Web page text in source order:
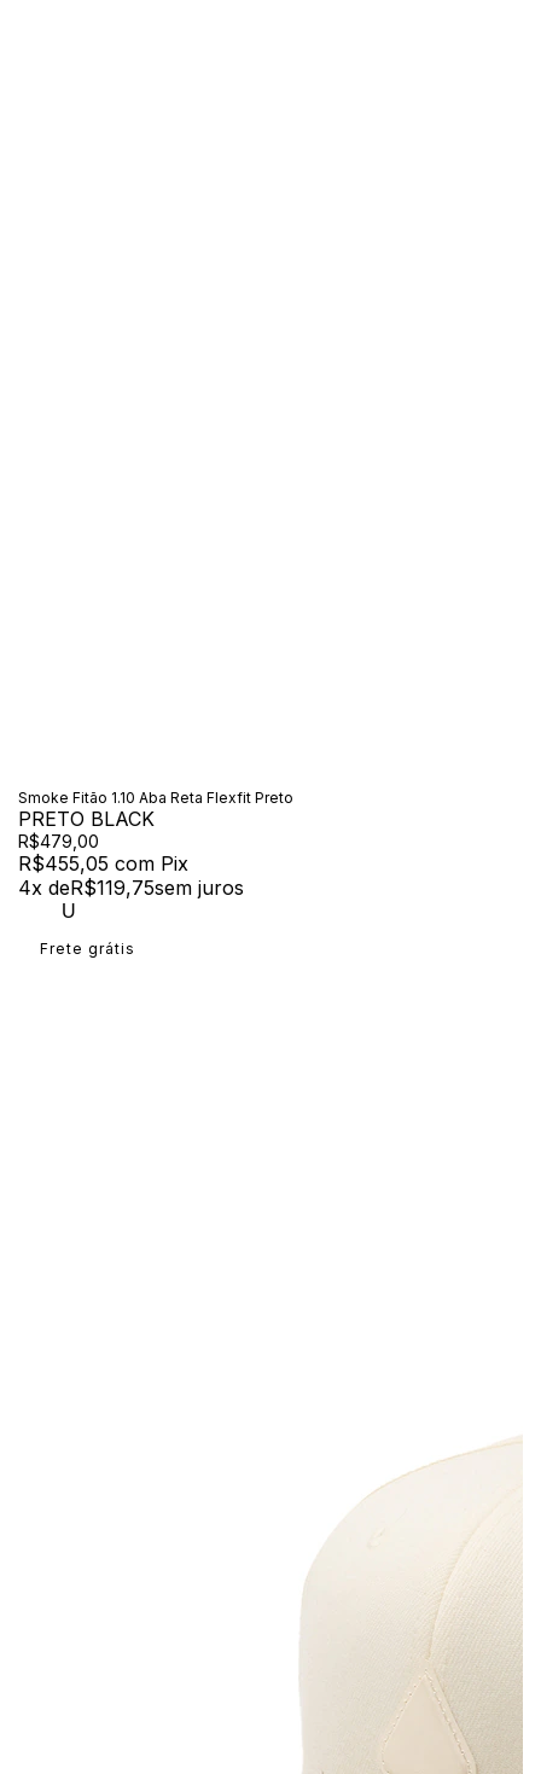
Smoke Fitão 1.10 Aba Reta Flexfit Preto
PRETO BLACK
R$479,00
R$455,05 com Pix
4x deR$119,75sem juros
U
Frete grátis